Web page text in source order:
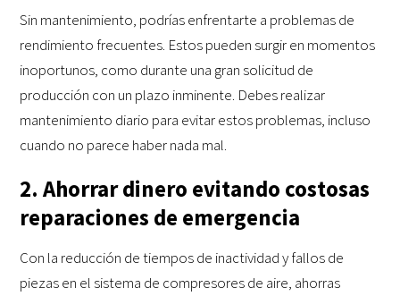
Sin mantenimiento, podrías enfrentarte a problemas de
rendimiento frecuentes. Estos pueden surgir en momentos
inoportunos, como durante una gran solicitud de
producción con un plazo inminente. Debes realizar
mantenimiento diario para evitar estos problemas, incluso
cuando no parece haber nada mal.
2. Ahorrar dinero evitando costosas
reparaciones de emergencia
Con la reducción de tiempos de inactividad y fallos de
piezas en el sistema de compresores de aire, ahorras